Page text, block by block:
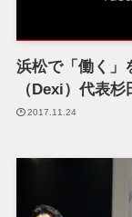
浜松で「働く」
（Dexi）代表
2017.11.24